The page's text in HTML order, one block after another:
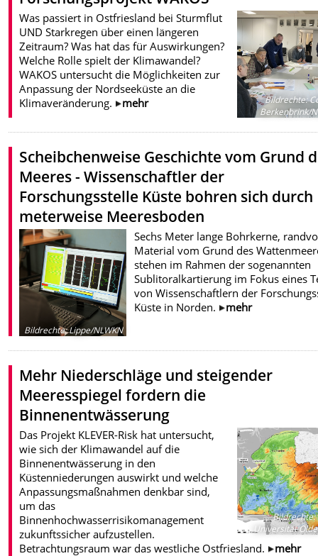
Bildrechte:
Berkenbrink/
Was passiert in Ostfriesland bei Sturmflut
UND Starkregen über einen längeren
Zeitraum? Was hat das für Auswirkungen?
Welche Rolle spielt der Klimawandel?
WAKOS untersucht die Möglichkeiten zur
Anpassung der Nordseeküste an die
Klimaveränderung.
mehr
Scheibchenweise Geschichte vom Grund
Meeres - Wissenschaftler der
Forschungsstelle Küste bohren sich durch
meterweise Meeresboden
Bildrechte:Lippe/NLWKN
Sechs Meter lange Bohrkerne,
Material vom Grund des
stehen im Rahmen der sogenannten
Sublitoralkartierung im Fokus eines
von Wissenschaftlern der
Küste in Norden.
mehr
Mehr Niederschläge und steigender
Meeresspiegel fordern die
Binnenentwässerung
Bildrechte:
Universität
Das Projekt KLEVER-Risk hat untersucht,
wie sich der Klimawandel auf die
Binnenentwässerung in den
Küstenniederungen auswirkt und welche
Anpassungsmaßnahmen denkbar sind,
um das
Binnenhochwasserrisikomanagement
zukunftssicher aufzustellen.
Betrachtungsraum war das westliche Ostfriesland.
mehr